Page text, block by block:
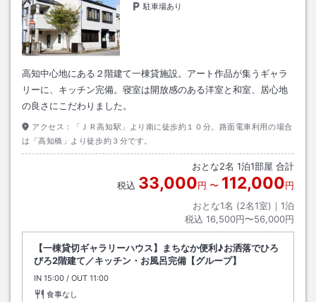
駐車場あり
高知中心地にある２階建て一棟貸施設。アート作品が集うギャラ
リーに、キッチン完備。寝室は開放感のある洋室と和室、居心地
の良さにこだわりました。
アクセス：
「ＪＲ高知駅」より南に徒歩約１０分。路面電車利用の場合
は「高知橋」より徒歩約３分です。
おとな2名 1泊1部屋 合計
税込 33,000円 〜 112,000円
おとな1名 (2名1室)｜ 1泊
税込 16,500円〜56,000円
【一棟貸切ギャラリーハウス】まちなか便利♪お洒落でひろ
びろ2階建て／キッチン・お風呂完備【グループ】
IN チェックイン
15:00 / OUT チェックアウト
11:00
食事なし